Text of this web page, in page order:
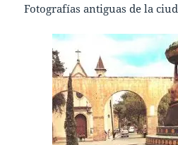
Fotografías antiguas de la